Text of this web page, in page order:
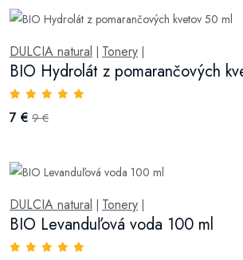
DULCIA natural Tonery
BIO Hydrolát z pomarančových
7 € 9 €
DULCIA natural | Tonery |
BIO Levanduľová voda 100 ml